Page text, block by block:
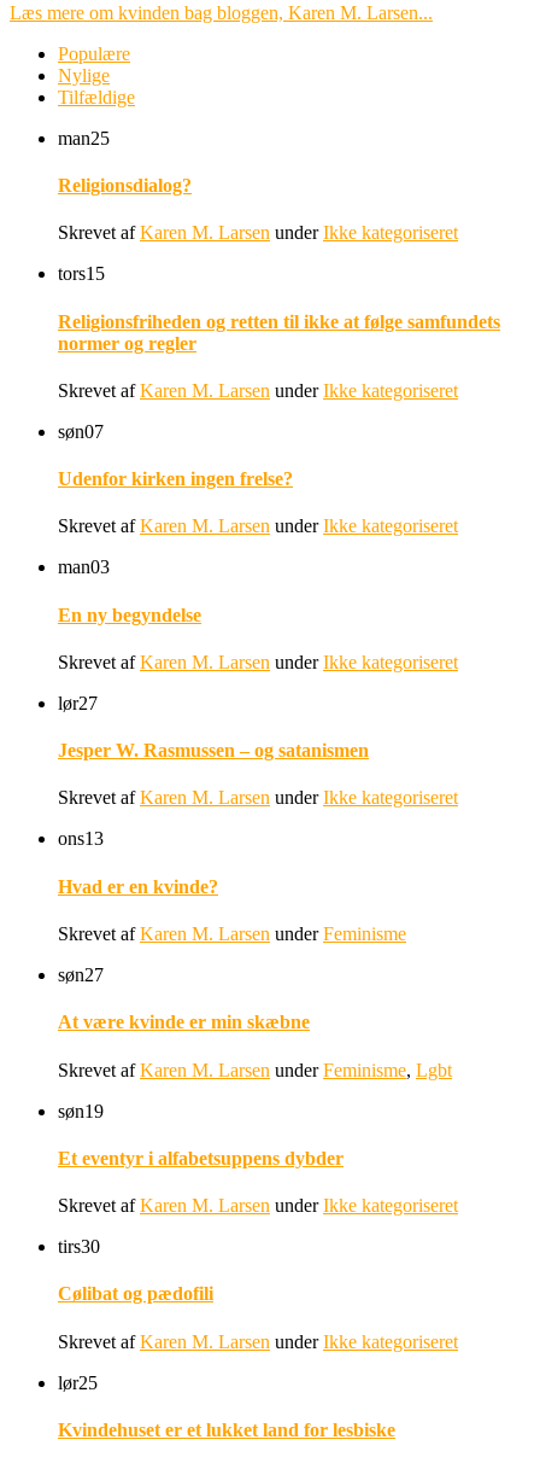
Læs mere om kvinden bag bloggen, Karen M. Larsen...
Populære
Nylige
Tilfældige
man25
Religionsdialog?
Skrevet afKaren M. Larsen underIkke kategoriseret
tors15
Religionsfriheden og retten til ikke at følge samfundets
normer og regler
Skrevet afKaren M. Larsen underIkke kategoriseret
søn07
Udenfor kirken ingen frelse?
Skrevet afKaren M. Larsen underIkke kategoriseret
man03
En ny begyndelse
Skrevet afKaren M. Larsen underIkke kategoriseret
lør27
Jesper W. Rasmussen – og satanismen
Skrevet afKaren M. Larsen underIkke kategoriseret
ons13
Hvad er en kvinde?
Skrevet afKaren M. Larsen underFeminisme
søn27
At være kvinde er min skæbne
Skrevet afKaren M. Larsen underFeminisme, Lgbt
søn19
Et eventyr i alfabetsuppens dybder
Skrevet afKaren M. Larsen underIkke kategoriseret
tirs30
Cølibat og pædofili
Skrevet afKaren M. Larsen underIkke kategoriseret
lør25
Kvindehuset er et lukket land for lesbiske